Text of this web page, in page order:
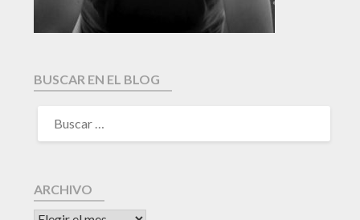
BUSCAR EN EL BLOG
ARCHIVO